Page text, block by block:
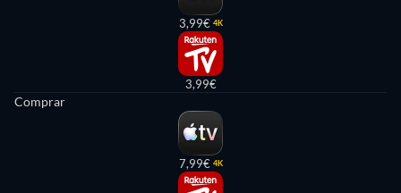
3,99€ 4K
3,99€
Comprar
7,99€ 4K